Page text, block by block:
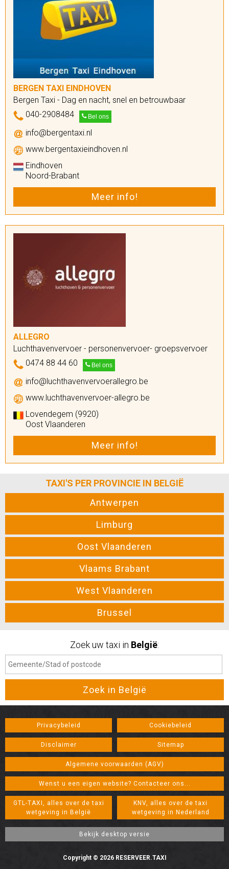
BERGEN TAXI EINDHOVEN
Bergen Taxi - Dag en nacht, snel en betrouwbaar
040-2908484
Bel ons
info@bergentaxi.nl
www.bergentaxieindhoven.nl
Eindhoven
Noord-Brabant
Meer info!
ALLEGRO
Luchthavenvervoer - personenvervoer- groepsvervoer
0474 88 44 60
Bel ons
info@luchthavenvervoerallegro.be
www.luchthavenvervoer-allegro.be
Lovendegem (9920)
Oost Vlaanderen
Meer info!
TAXI'S PER PROVINCIE IN BELGIË
Antwerpen
Limburg
Oost Vlaanderen
Vlaams Brabant
West Vlaanderen
Brussel
Zoek uw taxi in België:
Privacybeleid Cookiebeleid
Disclaimer Sitemap
Algemene voorwaarden (AGV)
Wenst u een eigen website? Contacteer ons...
GTL-TAXI, alles over de taxi
wetgeving in België
KNV, alles over de taxi
wetgeving in Nederland
Copyright © 2026 RESERVEER.TAXI